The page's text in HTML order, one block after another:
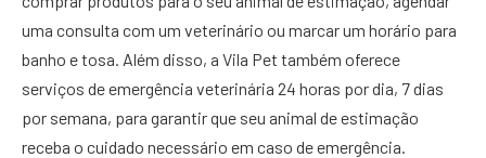
uma consulta com um veterinário ou marcar um horário para
banho e tosa. Além disso, a Vila Pet também oferece
serviços de emergência veterinária 24 horas por dia, 7 dias
por semana, para garantir que seu animal de estimação
receba o cuidado necessário em caso de emergência.